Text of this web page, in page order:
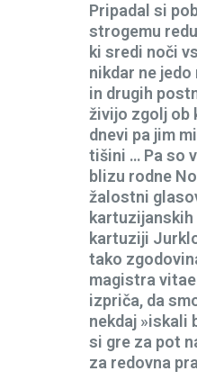
Pripadal si
strogemu
ki sredi noči
nikdar ne
in drugih
živijo zgolj ob
dnevi pa jim
tišini … Pa so
blizu rodne
žalostni
kartuziji
tako
magistra
izpriča, da
nekdaj »iskali
si gre za pot
za redovna